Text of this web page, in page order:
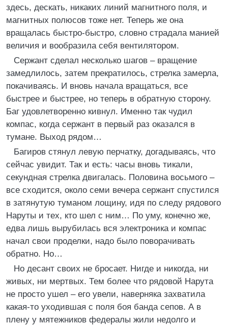
здесь, дескать, никаких линий магнитного поля, и
магнитных полюсов тоже нет. Теперь же она
вращалась быстро-быстро, словно страдала манией
величия и вообразила себя вентилятором.
Сержант сделал несколько шагов – вращение
замедлилось, затем прекратилось, стрелка замерла,
покачиваясь. И вновь начала вращаться, все
быстрее и быстрее, но теперь в обратную сторону.
Баг удовлетворенно кивнул. Именно так чудил
компас, когда сержант в первый раз оказался в
тумане. Выход рядом…
Багиров стянул левую перчатку, догадываясь, что
сейчас увидит. Так и есть: часы вновь тикали,
секундная стрелка двигалась. Половина восьмого –
все сходится, около семи вечера сержант спустился
в затянутую туманом лощину, идя по следу рядового
Наруты и тех, кто шел с ним… По уму, конечно же,
едва лишь вырубилась вся электроника и компас
начал свои проделки, надо было поворачивать
обратно. Но…
Но десант своих не бросает. Нигде и никогда, ни
живых, ни мертвых. Тем более что рядовой Нарута
не просто ушел – его увели, наверняка захватила
какая-то уходившая с поля боя банда сепов. А в
плену у мятежников федералы жили недолго и